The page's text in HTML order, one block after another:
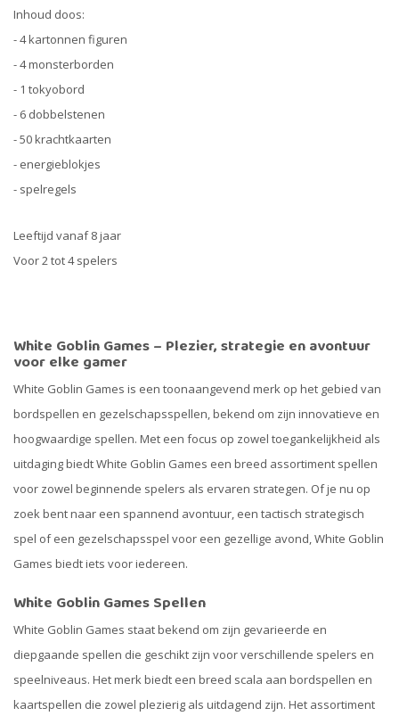
Inhoud doos:
- 4 kartonnen figuren
- 4 monsterborden
- 1 tokyobord
- 6 dobbelstenen
- 50 krachtkaarten
- energieblokjes
- spelregels
Leeftijd vanaf 8 jaar
Voor 2 tot 4 spelers
White Goblin Games – Plezier, strategie en avontuur
voor elke gamer
White Goblin Games is een toonaangevend merk op het gebied van
bordspellen en gezelschapsspellen, bekend om zijn innovatieve en
hoogwaardige spellen. Met een focus op zowel toegankelijkheid als
uitdaging biedt White Goblin Games een breed assortiment spellen
voor zowel beginnende spelers als ervaren strategen. Of je nu op
zoek bent naar een spannend avontuur, een tactisch strategisch
spel of een gezelschapsspel voor een gezellige avond, White Goblin
Games biedt iets voor iedereen.
White Goblin Games Spellen
White Goblin Games staat bekend om zijn gevarieerde en
diepgaande spellen die geschikt zijn voor verschillende spelers en
speelniveaus. Het merk biedt een breed scala aan bordspellen en
kaartspellen die zowel plezierig als uitdagend zijn. Het assortiment